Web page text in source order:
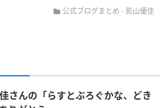
公式ブログまとめ -影山優佳
さんの「らすとぶろぐかな、どき